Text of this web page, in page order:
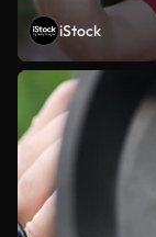
iStock